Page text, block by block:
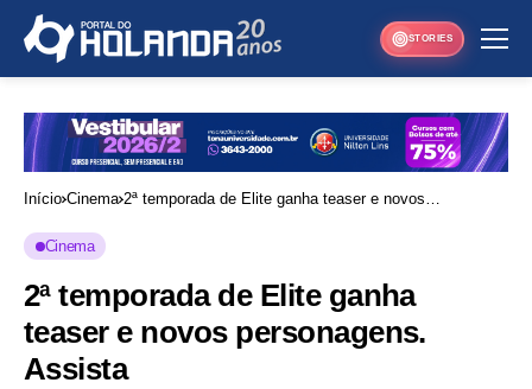
STORIES
Início Cinema 2ª temporada de Elite ganha teaser e novos
Cinema
2ª temporada de Elite ganha
teaser e novos personagens.
Assista